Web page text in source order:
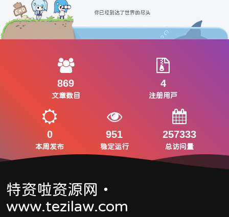
你已经到达了世界的尽头
869
文章数目
4
注册用户
0
本周发布
951
稳定运行
257333
总访问量
特资啦资源网・
www.tezilaw.com